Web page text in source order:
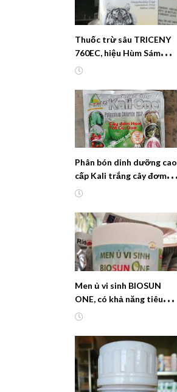
Thuốc trừ sâu TRICENY
760EC, hiệu Hùm Sám
Rừng Thiêng
Phân bón dinh dưỡng cao
cấp Kali trắng cây đơm
hoa tốt quả củ
Men ủ vi sinh BIOSUN
ONE, có khả năng tiêu
diệt nấm bệnh, côn trùng